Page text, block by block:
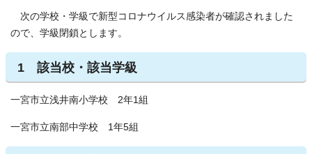
次の学校・学級で新型コロナウイルス感染者が確認されました
ので、学級閉鎖とします。
1 該当校・該当学級
一宮市立浅井南小学校 2年1組
一宮市立南部中学校 1年5組